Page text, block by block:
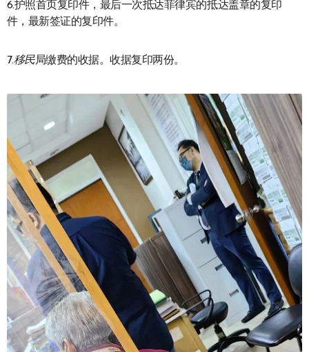
6.护照首页复印件，最后一次抵达菲律宾的抵达盖章的复印
件，最新签证的复印件。
7.移民局缴费的收据。收据复印两份。